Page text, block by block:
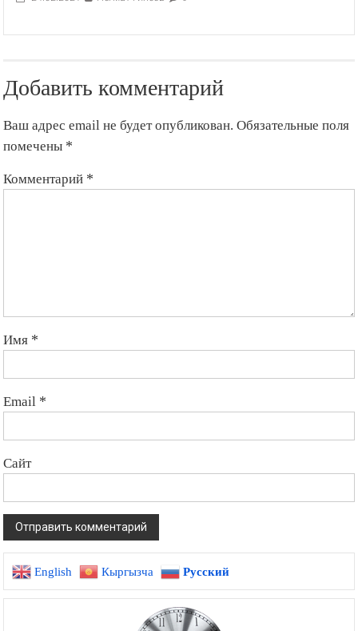
Добавить комментарий
Ваш адрес email не будет опубликован. Обязательные поля
помечены *
Комментарий *
Имя *
Email *
Сайт
English Кыргызча Русский